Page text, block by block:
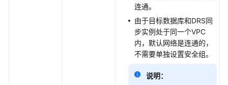
连通。
由于目标数据库和DRS同
步实例处于同一个VPC
内，默认网络是连通的，
不需要单独设置安全组。
说明：